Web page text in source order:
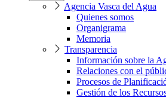
Agencia Vasca del Agua
Quienes somos
Organigrama
Memoria
Transparencia
Información sobre la
Relaciones con el
Procesos de
Gestión de los